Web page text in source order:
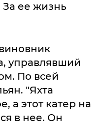
За ее жизнь
управлявший
По всей
"Яхта
а этот катер на
в нее. Он